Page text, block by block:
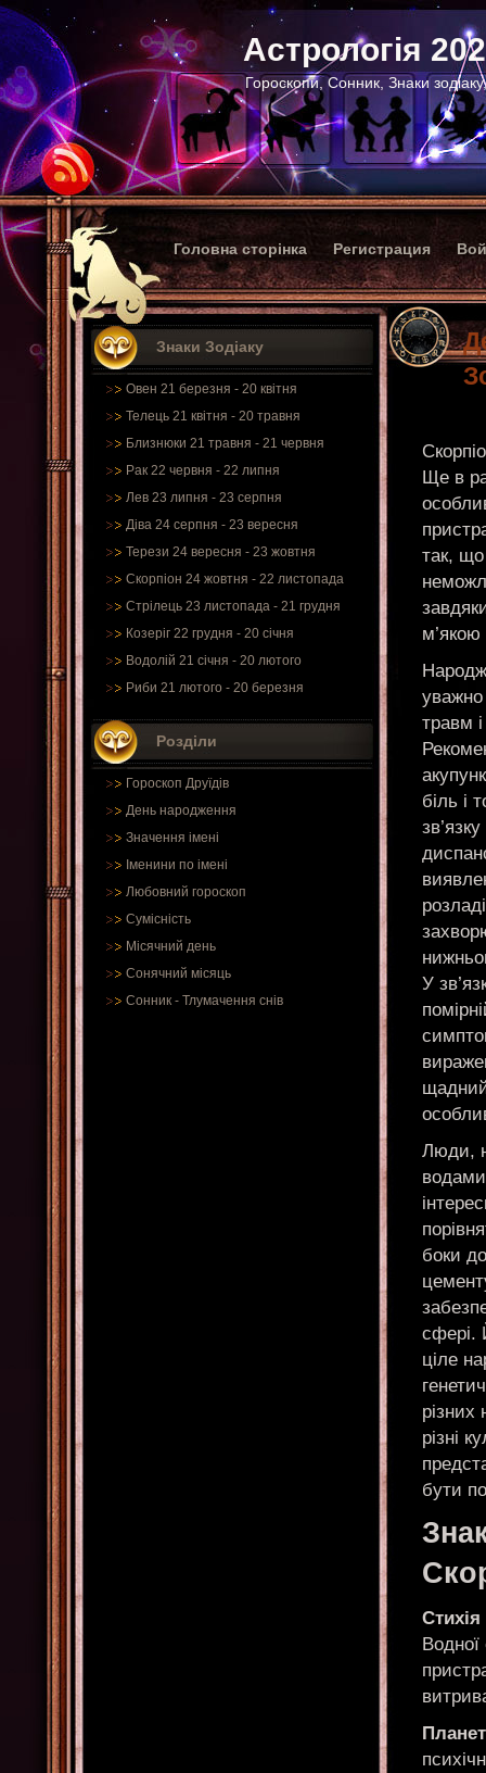
Астрологія
Гороскопи, Сонник, Знаки
Головна сторінка Регистрация
Знаки Зодіаку
Овен 21 березня - 20 квітня
Телець 21 квітня - 20 травня
Близнюки 21 травня - 21 червня
Рак 22 червня - 22 липня
Лев 23 липня - 23 серпня
Діва 24 серпня - 23 вересня
Терези 24 вересня - 23 жовтня
Скорпіон 24 жовтня - 22 листопада
Стрілець 23 листопада - 21 грудня
Козеріг 22 грудня - 20 січня
Водолій 21 січня - 20 лютого
Риби 21 лютого - 20 березня
Розділи
Гороскоп Друїдів
День народження
Значення імені
Іменини по імені
Любовний гороскоп
Сумісність
Місячний день
Сонячний місяць
Сонник - Тлумачення снів
Ще в
так, що
м’якою
травм
біль і
У
Люди,
боки
сфері.
ціле
різні
бути
Водної